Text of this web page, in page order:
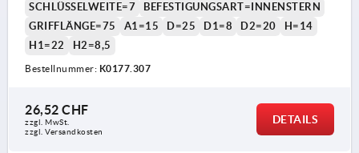
SCHLÜSSELWEITE=7
BEFESTIGUNGSART=INNENSTERN
GRIFFLÄNGE=75
A1=15 D=25 D1=8 D2=20
H=14
H1=22
H2=8,5
Bestellnummer: K0177.307
26,52 CHF
zzgl. MwSt.
zzgl. Versandkosten
DETAILS